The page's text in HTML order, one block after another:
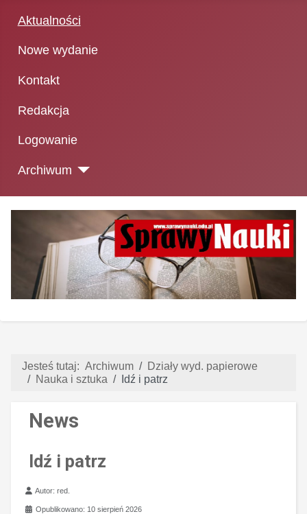
Aktualności
Nowe wydanie
Kontakt
Redakcja
Logowanie
Archiwum
Jesteś tutaj: Archiwum
Działy wyd. papierowe
Nauka i sztuka
Idź i patrz
News
Idź i patrz
Szczegóły
Autor:red.
Opublikowano: 10 sierpień 2026